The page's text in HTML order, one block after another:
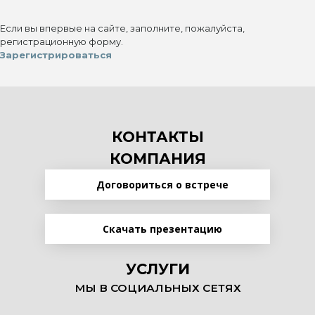
Если вы впервые на сайте, заполните, пожалуйста,
регистрационную форму.
Зарегистрироваться
КОНТАКТЫ
КОМПАНИЯ
Договориться о встрече
Скачать презентацию
УСЛУГИ
МЫ В СОЦИАЛЬНЫХ СЕТЯХ